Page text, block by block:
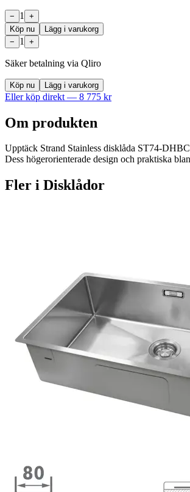
− 1
+
Köp nu
Lägg i varukorg
−
1 +
Säker betalning via Qliro
Köp nu Lägg i varukorg
Eller köp direkt — 8 775 kr
Om produkten
Upptäck Strand Stainless disklåda ST74-
Dess högerorienterade design och praktiska
Fler i Disklådor